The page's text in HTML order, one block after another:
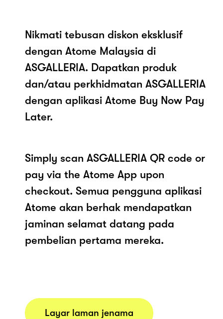
Nikmati tebusan diskon eksklusif
dengan Atome Malaysia di
ASGALLERIA. Dapatkan produk
dan/atau perkhidmatan ASGALLERIA
dengan aplikasi Atome Buy Now Pay
Later.
Simply scan ASGALLERIA QR code or
pay via the Atome App upon
checkout. Semua pengguna aplikasi
Atome akan berhak mendapatkan
jaminan selamat datang pada
pembelian pertama mereka.
Layar laman jenama